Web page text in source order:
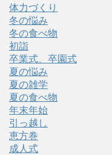
体力づくり
冬の悩み
冬の食べ物
初詣
卒業式、卒園式
夏の悩み
夏の雑学
夏の食べ物
年末年始
引っ越し
恵方巻
成人式